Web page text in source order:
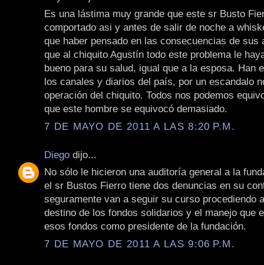
Es una lástima muy grande que este sr Busto
comportado asi y antes de salir de noche a
que haber pensado en las consecuencias de sus
que al chiquito Agustín todo este problema le
bueno para su salud, igual que a la esposa. Han
los canales y diarios del país, por un escandalo
operación del chiquito. Todos nos podemos
que este hombre se equivocó demasiado.
7 DE MAYO DE 2011 A LAS 8:20 P.M.
Diego dijo...
No sólo le hicieron una auditoría general a la
el sr Bustos Fierro tiene dos denuncias en su
seguramente van a seguir su curso procediendo
destino de los fondos solidarios y el manejo que
esos fondos como presidente de la fundación.
7 DE MAYO DE 2011 A LAS 9:06 P.M.